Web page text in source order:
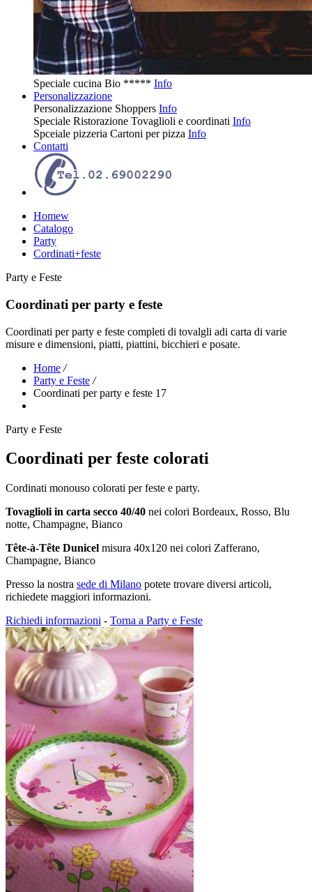
Speciale cucina Bio ***** Info
Personalizzazione
Personalizzazione Shoppers Info
Speciale Ristorazione Tovaglioli e coordinati Info
Spceiale pizzeria Cartoni per pizza Info
Contatti
Homew
Catalogo
Party
Cordinati+feste
Party e Feste
Coordinati per party e feste
Coordinati per party e feste completi di tovalgli adi carta di varie
misure e dimensioni, piatti, piattini, bicchieri e posate.
Home /
Party e Feste /
Coordinati per party e feste 17
Party e Feste
Coordinati per feste colorati
Cordinati monouso colorati per feste e party.
Tovaglioli in carta secco 40/40 nei colori Bordeaux, Rosso, Blu
notte, Champagne, Bianco
Tête-à-Tête Dunicel misura 40x120 nei colori Zafferano,
Champagne, Bianco
Presso la nostra sede di Milano potete trovare diversi articoli,
richiedete maggiori informazioni.
Richiedi informazioni - Torna a Party e Feste